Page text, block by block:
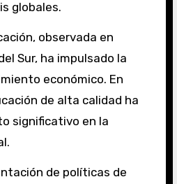
globales.
observada en
Sur, ha impulsado la
económico. En
de alta calidad ha
significativo en la
de políticas de